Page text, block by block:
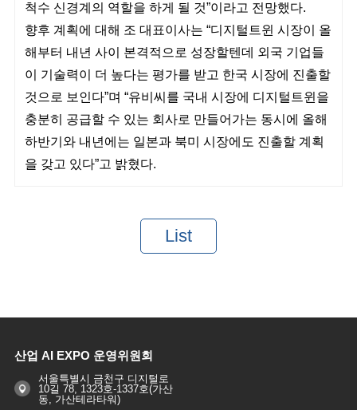
척수 신경계의 역할을 하게 될 것”이라고 전망했다.
향후 계획에 대해 조 대표이사는 “디지털트윈 시장이 올
해부터 내년 사이 본격적으로 성장할텐데 외국 기업들
이 기술력이 더 높다는 평가를 받고 한국 시장에 진출할
것으로 보인다”며 “유비씨를 국내 시장에 디지털트윈을
충분히 공급할 수 있는 회사로 만들어가는 동시에 올해
하반기와 내년에는 일본과 북미 시장에도 진출할 계획
을 갖고 있다”고 밝혔다.
List
산업 AI EXPO 운영위원회
서울특별시 금천구 디지털로
10길 78, 1323호-1337호(가산
동, 가산테라타워)